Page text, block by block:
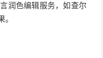
润色编辑服务，如查尔